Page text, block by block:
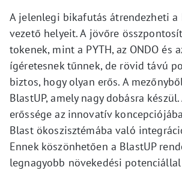
A jelenlegi bikafutás átrendezheti
vezető helyeit. A jövőre
tokenek, mint a PYTH, az ONDO és
ígéretesnek tűnnek, de rövid távú
biztos, hogy olyan erős. A
BlastUP, amely nagy dobásra készül.
erőssége az innovatív
Blast ökoszisztémába való
Ennek köszönhetően a BlastUP
legnagyobb növekedési